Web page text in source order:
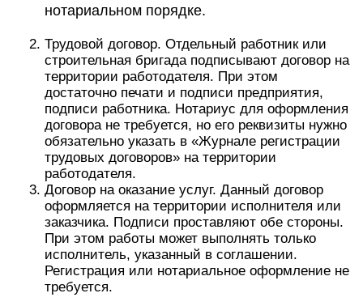
нотариальном порядке.
Трудовой договор. Отдельный работник или
строительная бригада подписывают договор на
территории работодателя. При этом
достаточно печати и подписи предприятия,
подписи работника. Нотариус для оформления
договора не требуется, но его реквизиты нужно
обязательно указать в «Журнале регистрации
трудовых договоров» на территории
работодателя.
Договор на оказание услуг. Данный договор
оформляется на территории исполнителя или
заказчика. Подписи проставляют обе стороны.
При этом работы может выполнять только
исполнитель, указанный в соглашении.
Регистрация или нотариальное оформление не
требуется.